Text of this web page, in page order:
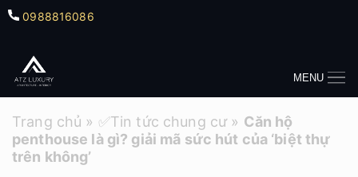
0988816086
MENU
Trang chủ » ✅Tin tức chung cư» Căn hộ
penthouse là gì? giải mã sức hút của ‘biệt thự
trên không’